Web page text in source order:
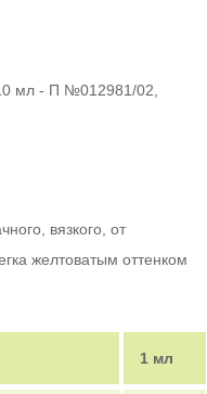
мл - П №012981/02,
вязкого, от
желтоватым оттенком
1 мл